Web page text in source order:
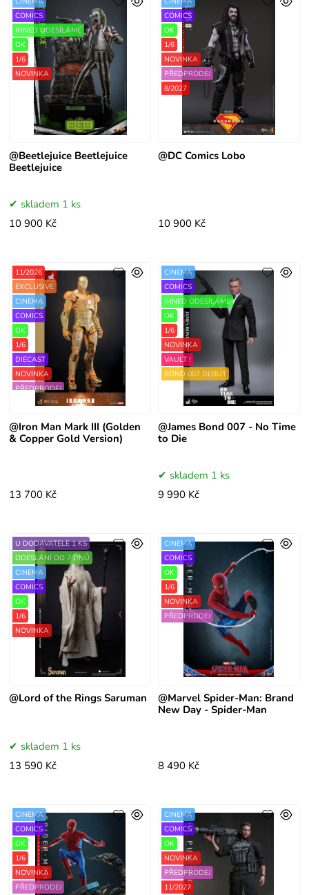
@Beetlejuice Beetlejuice
Beetlejuice
COMICS
IHNED ODESÍLÁME
OK
1/6
NOVINKA
skladem 1 ks
10 900 Kč
@DC Comics Lobo
COMICS
OK
1/6
NOVINKA
PŘEDPRODEJ
8/2027
10 900 Kč
@Iron Man Mark III (Golden
& Copper Gold Version)
11/2026
EXCLUSIVE
CINEMA
COMICS
OK
1/6
DIECAST
NOVINKA
PŘEDPRODEJ
VAULT !
13 700 Kč
@James Bond 007 - No Time
to Die
CINEMA
COMICS
IHNED ODESÍLÁME
OK
1/6
NOVINKA
VAULT !
BOND 007 DEBUT
skladem 1 ks
9 990 Kč
@Lord of the Rings Saruman
U DODAVATELE 1 KS
ODESLÁNÍ DO 7 DNŮ
CINEMA
COMICS
OK
1/6
NOVINKA
skladem 1 ks
13 590 Kč
@Marvel Spider-Man: Brand
New Day - Spider-Man
CINEMA
COMICS
OK
1/6
NOVINKA
PŘEDPRODEJ
8 490 Kč
CINEMA
COMICS
OK
1/6
NOVINKA
PŘEDPRODEJ
CINEMA
COMICS
OK
NOVINKA
PŘEDPRODEJ
11/2027